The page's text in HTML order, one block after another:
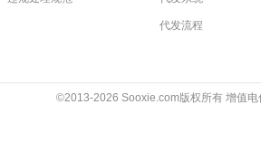
代发流程
©2013-2026 Sooxie.com版权所有 增值